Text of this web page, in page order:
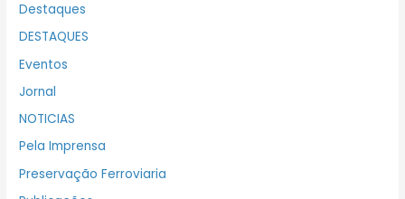
Destaques
DESTAQUES
Eventos
Jornal
NOTICIAS
Pela Imprensa
Preservação Ferroviaria